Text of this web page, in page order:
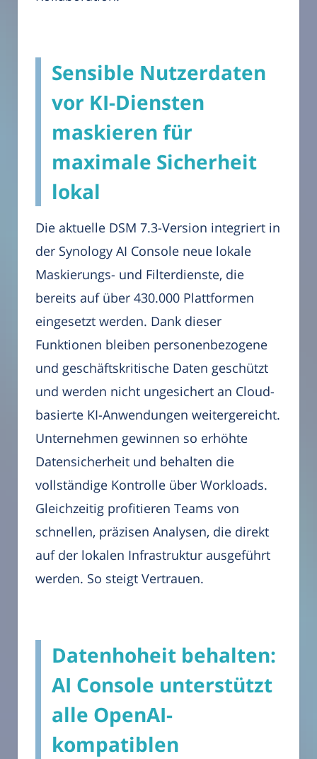
Sensible Nutzerdaten
vor KI-Diensten
maskieren für
maximale Sicherheit
lokal
Die aktuelle DSM 7.3-Version integriert in
der Synology AI Console neue lokale
Maskierungs- und Filterdienste, die
bereits auf über 430.000 Plattformen
eingesetzt werden. Dank dieser
Funktionen bleiben personenbezogene
und geschäftskritische Daten geschützt
und werden nicht ungesichert an Cloud-
basierte KI-Anwendungen weitergereicht.
Unternehmen gewinnen so erhöhte
Datensicherheit und behalten die
vollständige Kontrolle über Workloads.
Gleichzeitig profitieren Teams von
schnellen, präzisen Analysen, die direkt
auf der lokalen Infrastruktur ausgeführt
werden. So steigt Vertrauen.
Datenhoheit behalten:
AI Console unterstützt
alle OpenAI-
kompatiblen